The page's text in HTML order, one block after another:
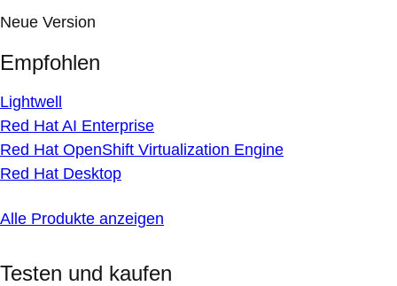
Neue Version
Empfohlen
Lightwell
Red Hat AI Enterprise
Red Hat OpenShift Virtualization Engine
Red Hat Desktop
Alle Produkte anzeigen
Testen und kaufen